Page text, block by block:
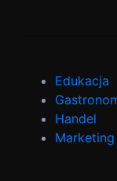
Edukacja
Handel